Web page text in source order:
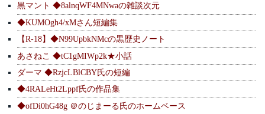
黒マント ◆8alnqWF4MNwaの雑談次元
◆KUMOgh4/xMさん短編集
【R-18】◆N99UpbkNMcの黒歴史ノート
あさねこ ◆tC1gMIWp2k★小話
ダーマ ◆RzjcLBlCBY氏の短編
◆4RALeHt2Lppf氏の作品集
◆ofDi0hG48g ＠のじまーる氏のホームベース